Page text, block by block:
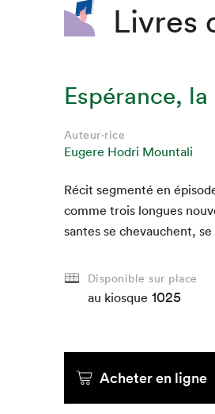
Livres
Espérance,
Auteur·rice
Eugere Hodri Mountali
Réc­it seg­men­té en
comme trois longues
santes se chevauchent,
Disponible sur place
au kiosque 1025
Acheter en ligne